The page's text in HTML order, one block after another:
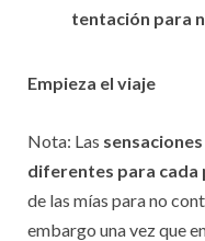
tentación para
Empieza el viaje
Nota: Las
diferentes para cada
de las mías para no
embargo una vez que